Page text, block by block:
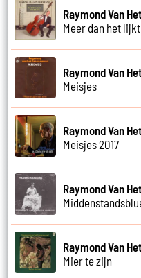
Raymond Van
Meer dan het lijkt
Raymond Van
Meisjes
Raymond Van
Meisjes 2017
Raymond Van
Raymond Van
Mier te zijn